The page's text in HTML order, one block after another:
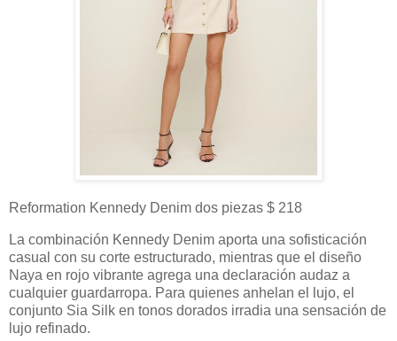
Reformation Kennedy Denim dos piezas $ 218
La combinación Kennedy Denim aporta una sofisticación
casual con su corte estructurado, mientras que el diseño
Naya en rojo vibrante agrega una declaración audaz a
cualquier guardarropa. Para quienes anhelan el lujo, el
conjunto Sia Silk en tonos dorados irradia una sensación de
lujo refinado.